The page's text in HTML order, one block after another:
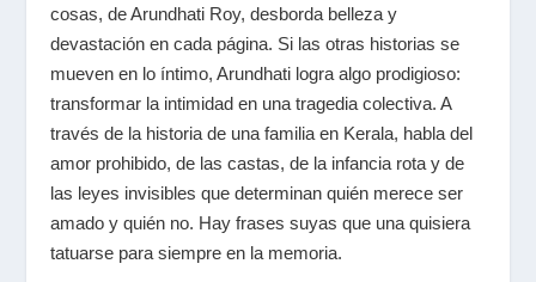
cosas, de Arundhati Roy, desborda belleza y
devastación en cada página. Si las otras historias se
mueven en lo íntimo, Arundhati logra algo prodigioso:
transformar la intimidad en una tragedia colectiva. A
través de la historia de una familia en Kerala, habla del
amor prohibido, de las castas, de la infancia rota y de
las leyes invisibles que determinan quién merece ser
amado y quién no. Hay frases suyas que una quisiera
tatuarse para siempre en la memoria.